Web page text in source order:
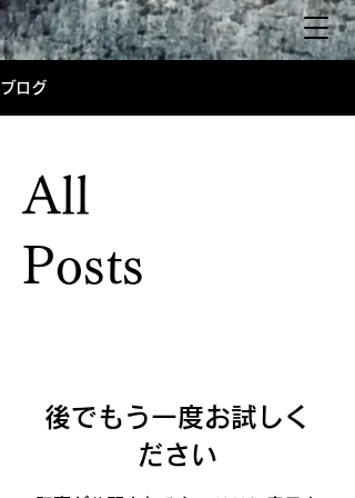
ブログ
All
Posts
後でもう一度お試しく
ださい